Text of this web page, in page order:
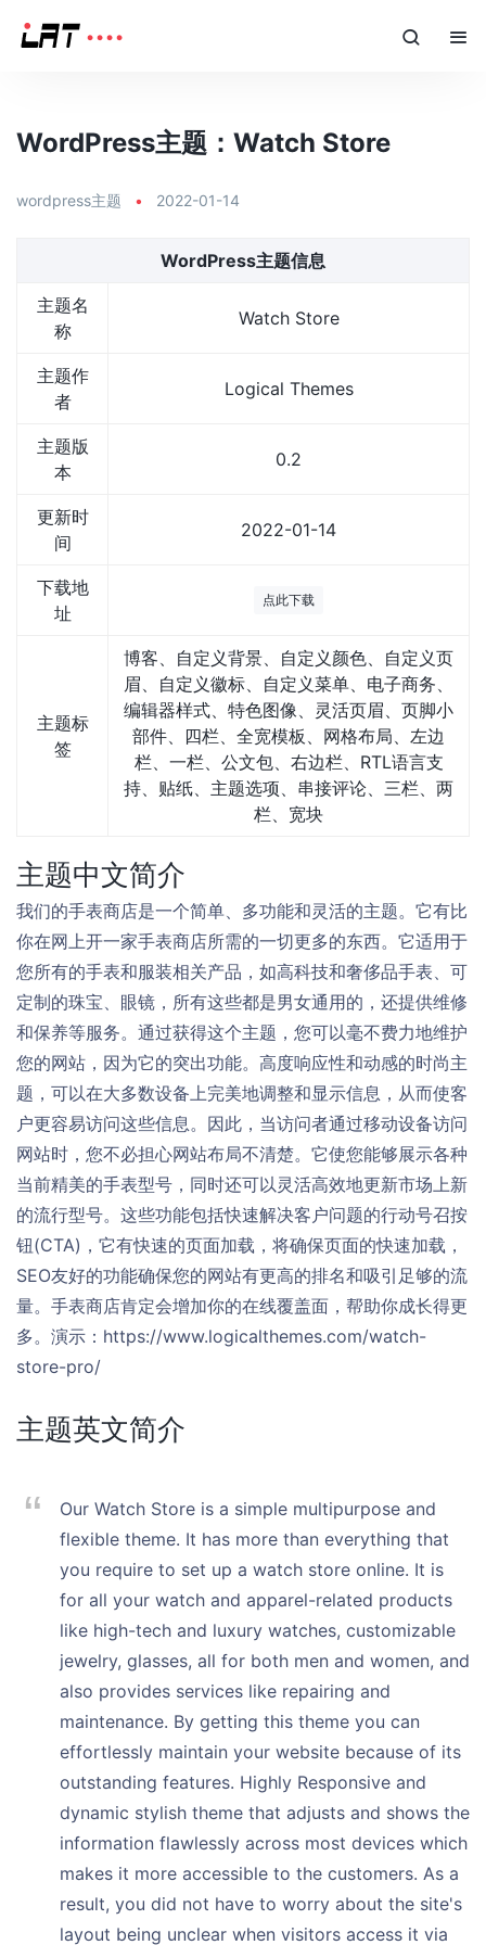
WordPress主题：Watch Store
wordpress主题 • 2022-01-14
WordPress主题信息
主题名
称
Watch Store
主题作
者
Logical Themes
主题版
本
0.2
更新时
间
2022-01-14
下载地
址
点此下载
主题标
签
博客、自定义背景、自定义颜色、自定义页
眉、自定义徽标、自定义菜单、电子商务、
编辑器样式、特色图像、灵活页眉、页脚小
部件、四栏、全宽模板、网格布局、左边
栏、一栏、公文包、右边栏、RTL语言支
持、贴纸、主题选项、串接评论、三栏、两
栏、宽块
主题中文简介
我们的手表商店是一个简单、多功能和灵活的主题。它有比
你在网上开一家手表商店所需的一切更多的东西。它适用于
您所有的手表和服装相关产品，如高科技和奢侈品手表、可
定制的珠宝、眼镜，所有这些都是男女通用的，还提供维修
和保养等服务。通过获得这个主题，您可以毫不费力地维护
您的网站，因为它的突出功能。高度响应性和动感的时尚主
题，可以在大多数设备上完美地调整和显示信息，从而使客
户更容易访问这些信息。因此，当访问者通过移动设备访问
网站时，您不必担心网站布局不清楚。它使您能够展示各种
当前精美的手表型号，同时还可以灵活高效地更新市场上新
的流行型号。这些功能包括快速解决客户问题的行动号召按
钮(CTA)，它有快速的页面加载，将确保页面的快速加载，
SEO友好的功能确保您的网站有更高的排名和吸引足够的流
量。手表商店肯定会增加你的在线覆盖面，帮助你成长得更
多。演示：https://www.logicalthemes.com/watch-
store-pro/
主题英文简介
Our Watch Store is a simple multipurpose and
flexible theme. It has more than everything that
you require to set up a watch store online. It is
for all your watch and apparel-related products
like high-tech and luxury watches, customizable
jewelry, glasses, all for both men and women, and
also provides services like repairing and
maintenance. By getting this theme you can
effortlessly maintain your website because of its
outstanding features. Highly Responsive and
dynamic stylish theme that adjusts and shows the
information flawlessly across most devices which
makes it more accessible to the customers. As a
result, you did not have to worry about the site's
layout being unclear when visitors access it via